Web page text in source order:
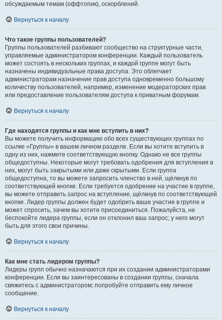
обсуждаемым темам (оффтопик), оскорблений.
Вернуться к началу
Что такое группы пользователей?
Группы пользователей разбивают сообщество на структурные части,
управляемые администратором конференции. Каждый пользователь
может состоять в нескольких группах, и каждой группе могут быть
назначены индивидуальные права доступа. Это облегчает
администраторам назначение прав доступа одновременно большому
количеству пользователей, например, изменение модераторских прав
или предоставление пользователям доступа к приватным форумам.
Вернуться к началу
Где находятся группы и как мне вступить в них?
Вы можете получить информацию обо всех существующих группах по
ссылке «Группы» в вашем личном разделе. Если вы хотите вступить в
одну из них, нажмите соответствующую кнопку. Однако не все группы
общедоступны. Некоторые могут требовать одобрения для вступления в
них, могут быть закрытыми или даже скрытыми. Если группа
общедоступна, то вы можете запросить членство в ней, щёлкнув по
соответствующей кнопке. Если требуется одобрение на участие в группе,
вы можете отправить запрос на вступление, щёлкнув по соответствующей
кнопке. Лидер группы должен будет одобрить ваше участие в группе и
может спросить, зачем вы хотите присоединиться. Пожалуйста, не
беспокойте лидера группы, если он отклонил ваш запрос; у него могут
быть для этого свои причины.
Вернуться к началу
Как мне стать лидером группы?
Лидеры групп обычно назначаются при их создании администраторами
конференции. Если вы заинтересованы в создании группы, сначала
свяжитесь с администратором; попробуйте отправить ему личное
сообщение.
Вернуться к началу